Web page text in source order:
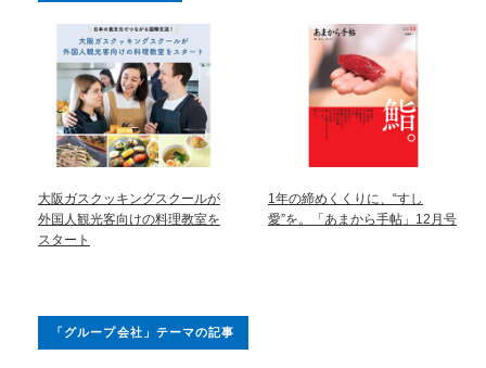
大阪ガスクッキングスクールが
外国人観光客向けの料理教室を
スタート
1年の締めくくりに、“すし
愛”を。「あまから手帖」12月号
「グループ会社」テーマの記事